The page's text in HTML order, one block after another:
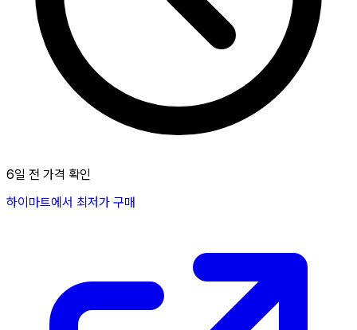
6일 전 가격 확인
하이마트에서 최저가 구매